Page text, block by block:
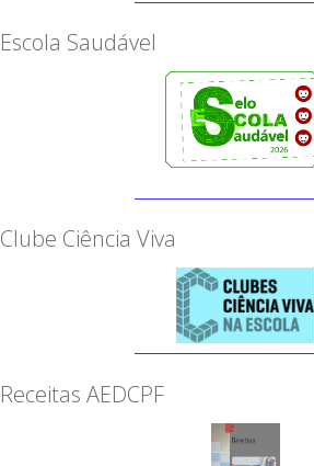
Escola Saudável
Clube Ciência Viva
Receitas AEDCPF